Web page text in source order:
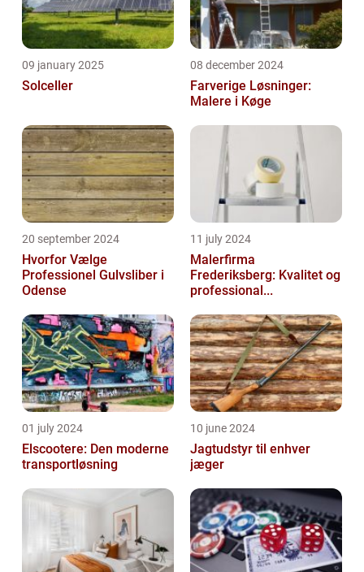
09 january 2025
Solceller
08 december 2024
Farverige Løsninger:
Malere i Køge
20 september 2024
Hvorfor Vælge
Professionel Gulvsliber i
Odense
11 july 2024
Malerfirma
Frederiksberg: Kvalitet og
professional...
01 july 2024
Elscootere: Den moderne
transportløsning
10 june 2024
Jagtudstyr til enhver
jæger